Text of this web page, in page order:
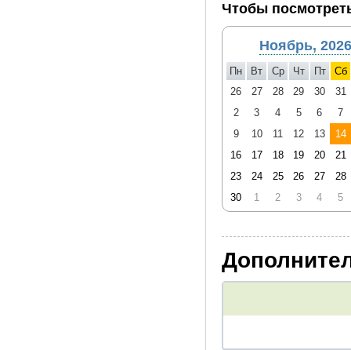
Чтобы
Ноябрь,
Пн Вт Ср Чт Пт
Сб
26
27 28 29 30
31
2
3 4 5 6
7
9
10 11 12 13
14
16
17 18 19 20
21
23
24 25 26 27
28
30
1 2 3 4 5